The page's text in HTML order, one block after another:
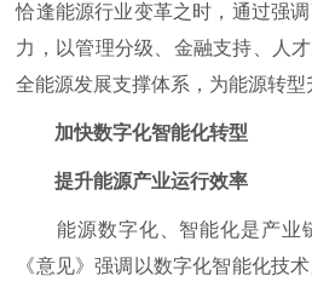
恰逢能源行业变革之时，通过强
力，以管理分级、金融支持、人
全能源发展支撑体系，为能源转型
加快数字化智能化转型
提升能源产业运行效率
能源数字化、智能化是产业链
《意见》强调以数字化智能化技